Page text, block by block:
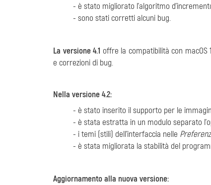
- è stato migliorato l'algoritmo
- sono stati corretti alcuni bug.
La versione 4.1 offre la compatibilità con macOS
e correzioni di bug.
Nella versione 4.2:
- è stato inserito il supporto per le
- è stata estratta in un modulo separato
- i temi (stili) dell'interfaccia nelle
- è stata migliorata la stabilità del
Aggiornamento alla nuova versione: